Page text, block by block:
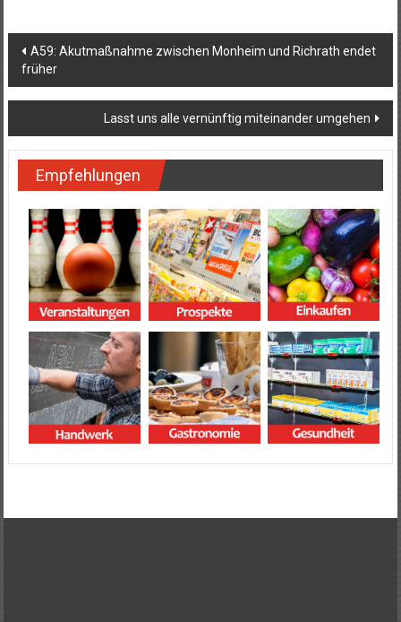
Beitragsnavigation
A59: Akutmaßnahme zwischen Monheim und Richrath endet
früher
Lasst uns alle vernünftig miteinander umgehen
Empfehlungen